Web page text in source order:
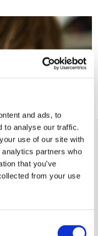
and ads, to
to analyse our traffic.
use of our site with
partners who
that you’ve
from your use